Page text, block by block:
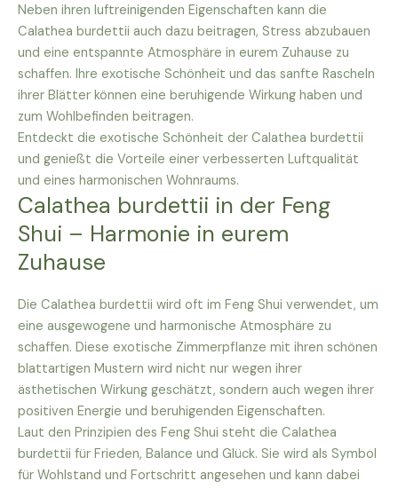
Neben ihren luftreinigenden Eigenschaften kann die
Calathea burdettii auch dazu beitragen, Stress abzubauen
und eine entspannte Atmosphäre in eurem Zuhause zu
schaffen. Ihre exotische Schönheit und das sanfte Rascheln
ihrer Blätter können eine beruhigende Wirkung haben und
zum Wohlbefinden beitragen.
Entdeckt die exotische Schönheit der Calathea burdettii
und genießt die Vorteile einer verbesserten Luftqualität
und eines harmonischen Wohnraums.
Calathea burdettii in der Feng
Shui – Harmonie in eurem
Zuhause
Die Calathea burdettii wird oft im Feng Shui verwendet, um
eine ausgewogene und harmonische Atmosphäre zu
schaffen. Diese exotische Zimmerpflanze mit ihren schönen
blattartigen Mustern wird nicht nur wegen ihrer
ästhetischen Wirkung geschätzt, sondern auch wegen ihrer
positiven Energie und beruhigenden Eigenschaften.
Laut den Prinzipien des Feng Shui steht die Calathea
burdettii für Frieden, Balance und Glück. Sie wird als Symbol
für Wohlstand und Fortschritt angesehen und kann dabei